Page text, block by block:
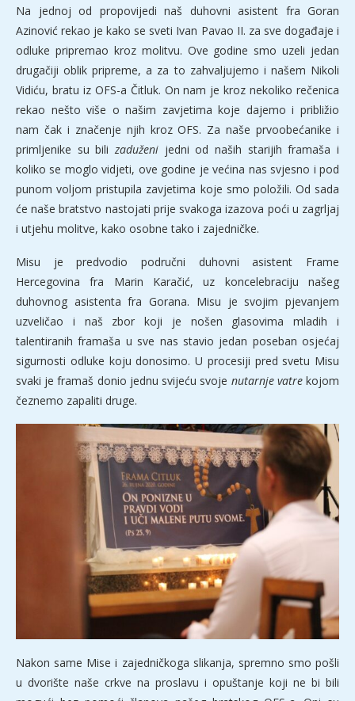
Na jednoj od propovijedi naš duhovni asistent fra Goran
Azinović rekao je kako se sveti Ivan Pavao II. za sve događaje i
odluke pripremao kroz molitvu. Ove godine smo uzeli jedan
drugačiji oblik pripreme, a za to zahvaljujemo i našem Nikoli
Vidiću, bratu iz OFS-a Čitluk. On nam je kroz nekoliko rečenica
rekao nešto više o našim zavjetima koje dajemo i približio
nam čak i značenje njih kroz OFS. Za naše prvoobećanike i
primljenike su bilizaduženi jedni od naših starijih framaša i
koliko se moglo vidjeti, ove godine je većina nas svjesno i pod
punom voljom pristupila zavjetima koje smo položili. Od sada
će naše bratstvo nastojati prije svakoga izazova poći u zagrljaj
i utjehu molitve, kako osobne tako i zajedničke.
Misu je predvodio područni duhovni asistent Frame
Hercegovina fra Marin Karačić, uz koncelebraciju našeg
duhovnog asistenta fra Gorana. Misu je svojim pjevanjem
uzveličao i naš zbor koji je nošen glasovima mladih i
talentiranih framaša u sve nas stavio jedan poseban osjećaj
sigurnosti odluke koju donosimo. U procesiji pred svetu Misu
svaki je framaš donio jednu svijeću svoje nutarnje vatrekojom
čeznemo zapaliti druge.
Nakon same Mise i zajedničkoga slikanja, spremno smo pošli
u dvorište naše crkve na proslavu i opuštanje koji ne bi bili